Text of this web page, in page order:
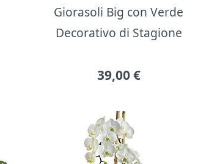
Giorasoli Big con Verde
Decorativo di Stagione
39,00 €